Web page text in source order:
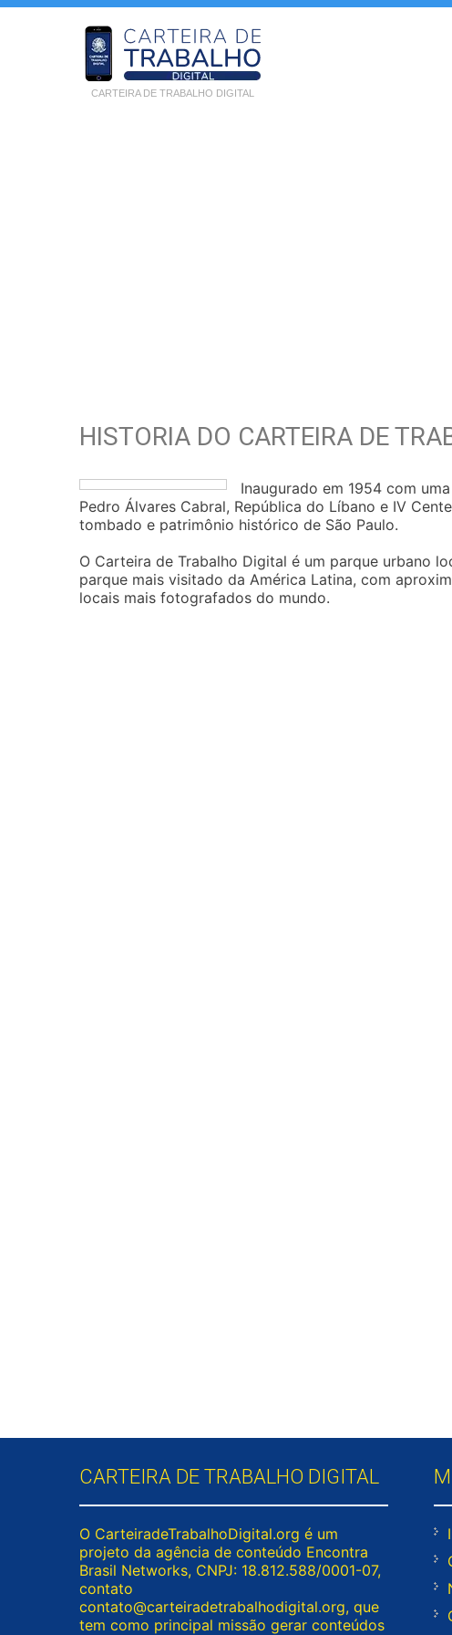
CARTEIRA DE TRABALHO DIGITAL
HISTORIA DO CARTEIRA DE
Inaugurado em 1954 com
Pedro Álvares Cabral, República do Líbano e IV
tombado e patrimônio histórico de São Paulo.
O Carteira de Trabalho Digital é um parque urbano
parque mais visitado da América Latina, com
locais mais fotografados do mundo.
CARTEIRA DE TRABALHO DIGITAL
O CarteiradeTrabalhoDigital.org é um
projeto da agência de conteúdo Encontra
Brasil Networks, CNPJ: 18.812.588/0001-07,
contato
contato@carteiradetrabalhodigital.org, que
tem como principal missão gerar conteúdos